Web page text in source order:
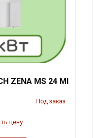
ZENA MS 24 MI
Под заказ
цену